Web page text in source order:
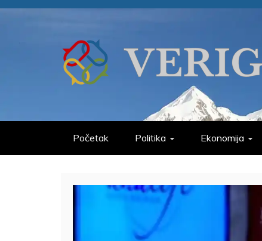
Skip
VERIGE
Početak Politika Ekonomija